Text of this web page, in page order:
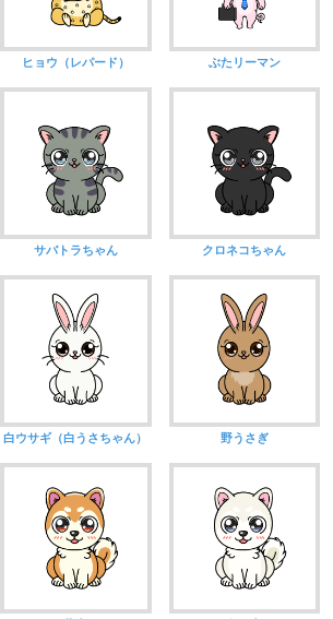
ヒョウ（レパード） ぶたリーマン
サバトラちゃん クロネコちゃん
白ウサギ（白うさちゃん） 野うさぎ